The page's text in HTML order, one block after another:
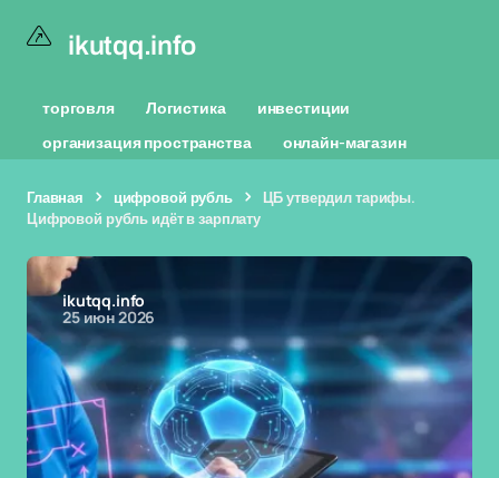
ikutqq.info
торговля Логистика
инвестиции
организация пространства
онлайн-магазин
Главная цифровой рубль
ЦБ утвердил тарифы.
Цифровой рубль идёт в зарплату
ikutqq.info
25 июн 2026